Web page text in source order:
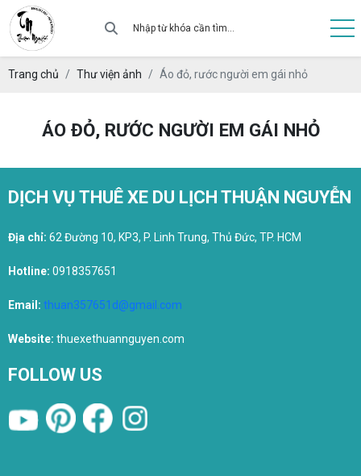
Trang chủ Thư viện ảnh Áo đỏ, rước người em gái nhỏ
ÁO ĐỎ, RƯỚC NGƯỜI EM GÁI NHỎ
DỊCH VỤ THUÊ XE DU LỊCH THUẬN NGUYỄN
Địa chỉ: 62 Đường 10, KP3, P. Linh Trung, Thủ Đức, TP. HCM
Hotline: 0918357651
Email: thuan357651d@gmail.com
Website: thuexethuannguyen.com
FOLLOW US